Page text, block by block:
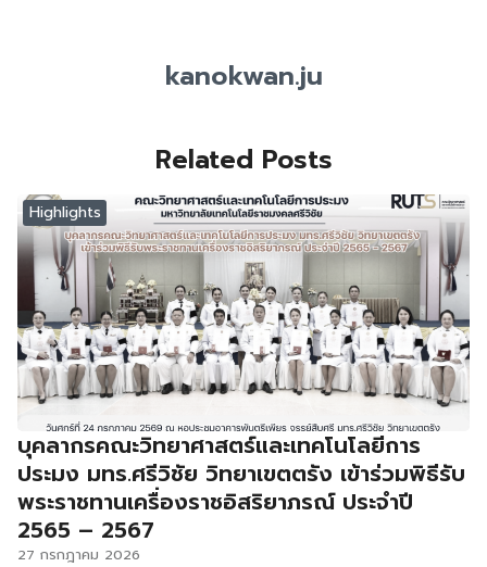
kanokwan.ju
Related Posts
Highlights
บุคลากรคณะวิทยาศาสตร์และเทคโนโลยีการ
ประมง มทร.ศรีวิชัย วิทยาเขตตรัง เข้าร่วมพิธีรับ
พระราชทานเครื่องราชอิสริยาภรณ์ ประจำปี
2565 – 2567
27 กรกฎาคม 2026